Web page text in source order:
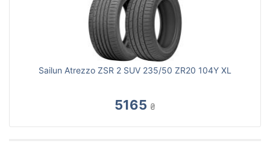
Sailun Atrezzo ZSR 2 SUV 235/50 ZR20 104Y XL
5165 ₴